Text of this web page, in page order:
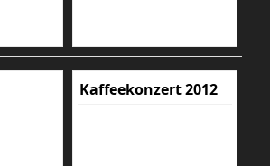
Kaffeekonzert 2012